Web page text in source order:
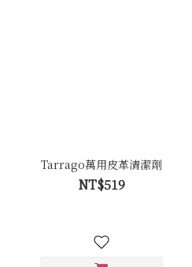
Tarrago萬用皮革清潔劑
NT$519